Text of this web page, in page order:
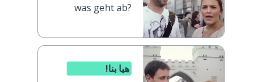
was geht ab?
هيا بنا!